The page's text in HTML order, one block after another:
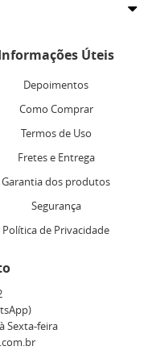
Úteis
Depoimentos
Como Comprar
Termos de Uso
Fretes e Entrega
Garantia dos produtos
Segurança
Política de Privacidade
Sexta-feira